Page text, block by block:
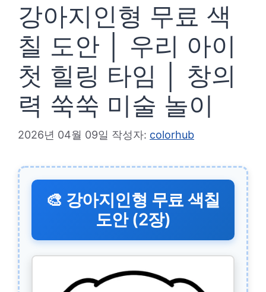
강아지인형 무료 색
칠 도안 │ 우리 아이
첫 힐링 타임 │ 창의
력 쑥쑥 미술 놀이
2026년 04월 09일 작성자: colorhub
🎨 강아지인형 무료 색칠
도안 (2장)